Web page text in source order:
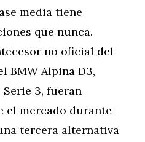
media tiene
que nunca.
no oficial del
BMW Alpina D3,
Serie 3, fueran
el mercado durante
tercera alternativa